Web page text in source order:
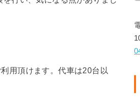
用頂けます。代車は20台以